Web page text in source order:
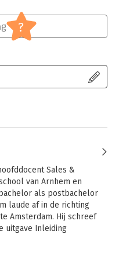
?
Sales &
van Arnhem en
als postbachelor
laude af in de richting
Amsterdam. Hij schreef
uitgave Inleiding